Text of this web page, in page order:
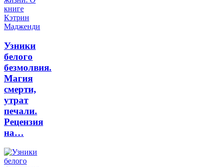
Узники
белого
безмолвия.
Магия
смерти,
утрат
печали.
Рецензия
на…